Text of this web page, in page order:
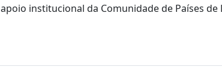
institucional da Comunidade de Países de